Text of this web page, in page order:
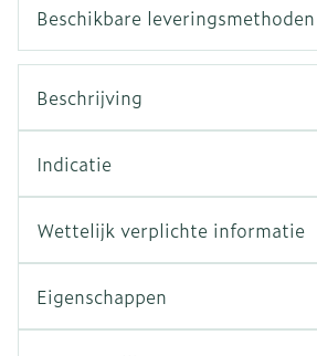
Beschikbare leveringsmethoden
Beschrijving
Indicatie
Wettelijk verplichte informatie
Eigenschappen